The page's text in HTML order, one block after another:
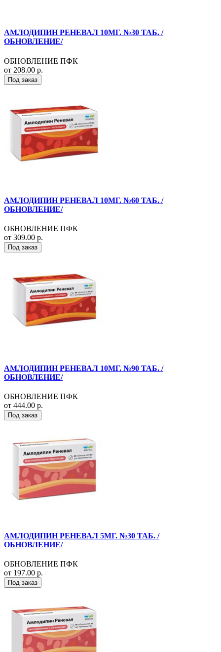
АМЛОДИПИН РЕНЕВАЛ 10МГ. №30 ТАБ. /
ОБНОВЛЕНИЕ/
ОБНОВЛЕНИЕ ПФК
от 208.00 р.
Под заказ
АМЛОДИПИН РЕНЕВАЛ 10МГ. №60 ТАБ. /
ОБНОВЛЕНИЕ/
ОБНОВЛЕНИЕ ПФК
от 309.00 р.
Под заказ
АМЛОДИПИН РЕНЕВАЛ 10МГ. №90 ТАБ. /
ОБНОВЛЕНИЕ/
ОБНОВЛЕНИЕ ПФК
от 444.00 р.
Под заказ
АМЛОДИПИН РЕНЕВАЛ 5МГ. №30 ТАБ. /
ОБНОВЛЕНИЕ/
ОБНОВЛЕНИЕ ПФК
от 197.00 р.
Под заказ